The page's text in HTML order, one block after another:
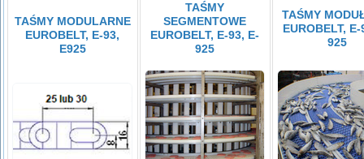
TAŚMY MODULARNE
EUROBELT, E-93,
E925
TAŚMY
SEGMENTOWE
EUROBELT, E-93, E-
925
TAŚMY
EUROBELT,
925